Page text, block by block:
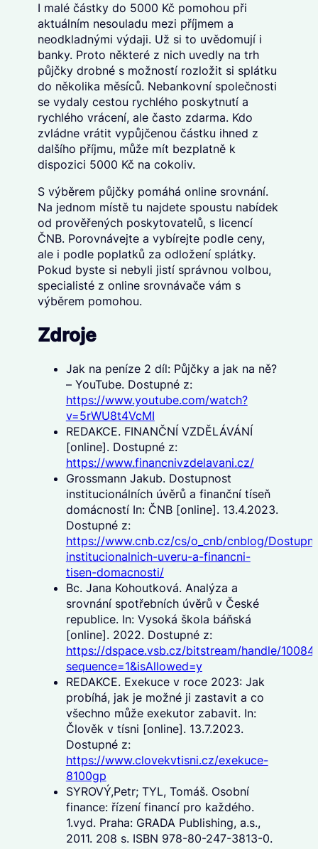
I malé částky do 5000 Kč pomohou při
aktuálním nesouladu mezi příjmem a
neodkladnými výdaji. Už si to uvědomují i
banky. Proto některé z nich uvedly na trh
půjčky drobné s možností rozložit si splátku
do několika měsíců. Nebankovní společnosti
se vydaly cestou rychlého poskytnutí a
rychlého vrácení, ale často zdarma. Kdo
zvládne vrátit vypůjčenou částku ihned z
dalšího příjmu, může mít bezplatně k
dispozici 5000 Kč na cokoliv.
S výběrem půjčky pomáhá online srovnání.
Na jednom místě tu najdete spoustu nabídek
od prověřených poskytovatelů, s licencí
ČNB. Porovnávejte a vybírejte podle ceny,
ale i podle poplatků za odložení splátky.
Pokud byste si nebyli jistí správnou volbou,
specialisté z online srovnávače vám s
výběrem pomohou.
Zdroje
Jak na peníze 2 díl: Půjčky a jak na ně?
– YouTube. Dostupné z:
https://www.youtube.com/watch?
v=5rWU8t4VcMI
REDAKCE. FINANČNÍ VZDĚLÁVÁNÍ
[online]. Dostupné z:
https://www.financnivzdelavani.cz/
Grossmann Jakub. Dostupnost
institucionálních úvěrů a finanční tíseň
domácností In: ČNB [online]. 13.4.2023.
Dostupné z:
https://www.cnb.cz/cs/o_cnb/cnblog/
institucionalnich-uveru-a-financni-
tisen-domacnosti/
Bc. Jana Kohoutková. Analýza a
srovnání spotřebních úvěrů v České
republice. In: Vysoká škola báňská
[online]. 2022. Dostupné z:
https://dspace.vsb.cz/bitstream/handle/
sequence=1&isAllowed=y
REDAKCE. Exekuce v roce 2023: Jak
probíhá, jak je možné ji zastavit a co
všechno může exekutor zabavit. In:
Člověk v tísni [online]. 13.7.2023.
Dostupné z:
https://www.clovekvtisni.cz/exekuce-
8100gp
SYROVÝ,Petr; TYL, Tomáš. Osobní
finance: řízení financí pro každého.
1.vyd. Praha: GRADA Publishing, a.s.,
2011. 208 s. ISBN 978-80-247-3813-0.